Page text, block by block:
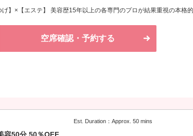
】×【エステ】 美容歴15年以上の各専門のプロが結果重視の本格
空席確認・予約する
Est. Duration：Approx. 50 mins